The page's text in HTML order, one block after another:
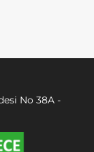
No 38A -